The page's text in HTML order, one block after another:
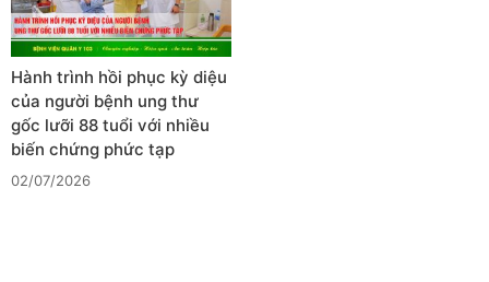
Hành trình hồi phục kỳ diệu
của người bệnh ung thư
gốc lưỡi 88 tuổi với nhiều
biến chứng phức tạp
02/07/2026